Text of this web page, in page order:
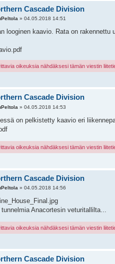
Cascade Division
» 04.05.2018 14:51
looginen kaavio. Rata on
oikeuksia nähdäksesi tämän viestin
Cascade Division
» 04.05.2018 14:53
on pelkistetty kaavio eri
oikeuksia nähdäksesi tämän viestin
Cascade Division
» 04.05.2018 14:56
Anacortesin veturitallilta...
oikeuksia nähdäksesi tämän viestin
Cascade Division